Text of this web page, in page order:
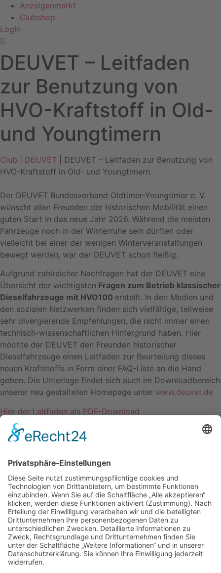
Anzeigenmarkt
Clubshop
LogIn
DEUVET – Leitfaden
zur Benutzung von
HVO-Kraftstoff in Old-
und Youngtimern
Club DEUVET | DEUVET – Leitfaden zur Benutzung von
HVO-Kraftstoff in Old- und Youngtimern
Der DEUVET Bundesverband Oldtimer-Youngtimer e. V.
wünscht allen Freunden der historischen Mobilität einen
guten Start in das neue Jahr 2026. Während die meisten
Fahrzeuge noch in der Winterruhe sein dürften oder
vielleicht bei einer der wenigen Winterveranstaltungen
bewegt werden, war der DEUVET schon fleißig.
Aufgrund zahlreicher Nachfragen hat der DEUVET eine
Übersicht der wichtigsten Fragen zum Betrieb klassischer
Dieselfahrzeuge mit HVO100 erstellt. In den Medien und
den sozialen Netzwerken finden sich vielfältige, teilweise
sehr divergierende Empfehlungen, die nicht immer einen
technisch-wissenschaftlichen Hintergrund haben. Hier
möchte der DEUVET den Freunden historischer
Dieselfahrzeuge einen Leitfaden zur Beurteilung dieses
neuen Kraftstoffs in Form einer FAQ-Liste an die Hand
geben. Die Unterlage findet sich auch im Downloadbereich
unserer neu gestalteten Homepage unter www.deuvet.de
Hier der Leitfaden als PDF-Download
zurück
nach oben
Impressum
Datenschutzerklärung
Mitgliederbereich
Facebook
Instagram
Umsetzung:DOUBLE-A-DESIGN
Kontakt
Impressum
Datenschutzerklärung
Mitgliederbereich